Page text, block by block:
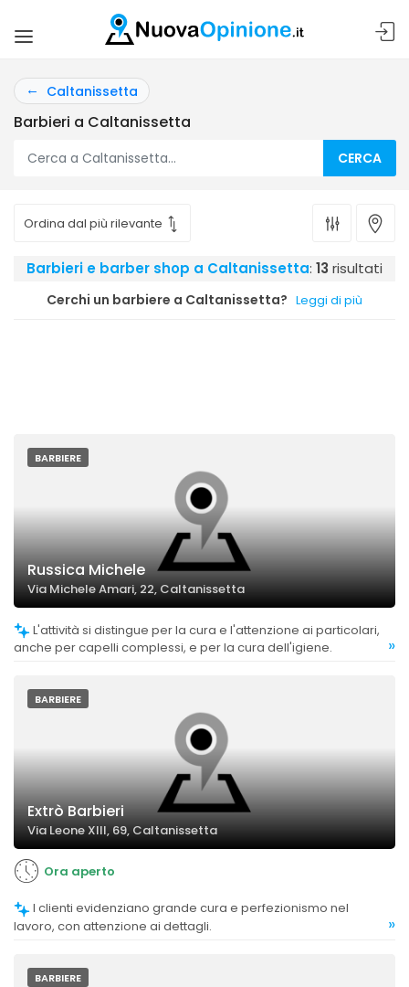
Caltanissetta
Barbieri a Caltanissetta
CERCA
Barbieri e barber shop a Caltanissetta: 13 risultati
Cerchi un barbiere a Caltanissetta? Leggi di più
BARBIERE
Russica Michele
Via Michele Amari, 22, Caltanissetta
anche per capelli complessi, e per la cura dell'igiene.
»
BARBIERE
Extrò Barbieri
Via Leone XIII, 69, Caltanissetta
Ora aperto
lavoro, con attenzione ai dettagli.
»
BARBIERE